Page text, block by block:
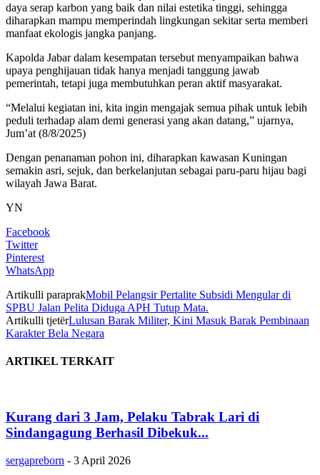
daya serap karbon yang baik dan nilai estetika tinggi, sehingga
diharapkan mampu memperindah lingkungan sekitar serta memberi
manfaat ekologis jangka panjang.
Kapolda Jabar dalam kesempatan tersebut menyampaikan bahwa
upaya penghijauan tidak hanya menjadi tanggung jawab
pemerintah, tetapi juga membutuhkan peran aktif masyarakat.
“Melalui kegiatan ini, kita ingin mengajak semua pihak untuk lebih
peduli terhadap alam demi generasi yang akan datang,” ujarnya,
Jum’at (8/8/2025)
Dengan penanaman pohon ini, diharapkan kawasan Kuningan
semakin asri, sejuk, dan berkelanjutan sebagai paru-paru hijau bagi
wilayah Jawa Barat.
YN
Facebook
Twitter
Pinterest
WhatsApp
Artikulli paraprakMobil Pelangsir Pertalite Subsidi Mengular di
SPBU Jalan Pelita Diduga APH Tutup Mata.
Artikulli tjetërLulusan Barak Militer, Kini Masuk Barak Pembinaan
Karakter Bela Negara
ARTIKEL TERKAIT
Kurang dari 3 Jam, Pelaku Tabrak Lari di
Sindangagung Berhasil Dibekuk...
sergapreborn - 3 April 2026